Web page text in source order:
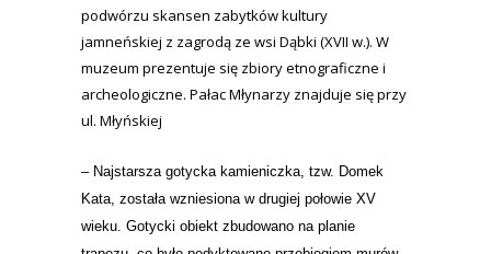
podwórzu skansen zabytków kultury
jamneńskiej z zagrodą ze wsi Dąbki (XVII w.). W
muzeum prezentuje się zbiory etnograficzne i
archeologiczne. Pałac Młynarzy znajduje się przy
ul. Młyńskiej
– Najstarsza gotycka kamieniczka, tzw. Domek
Kata, została wzniesiona w drugiej połowie XV
wieku. Gotycki obiekt zbudowano na planie